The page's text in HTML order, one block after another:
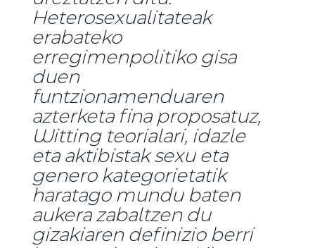
Heterosexualitateak
erabateko
erregimenpolitiko gisa
duen
funtzionamenduaren
azterketa fina proposatuz,
Witting teorialari, idazle
eta aktibistak sexu eta
genero kategorietatik
haratago mundu baten
aukera zabaltzen du
gizakiaren definizio berri